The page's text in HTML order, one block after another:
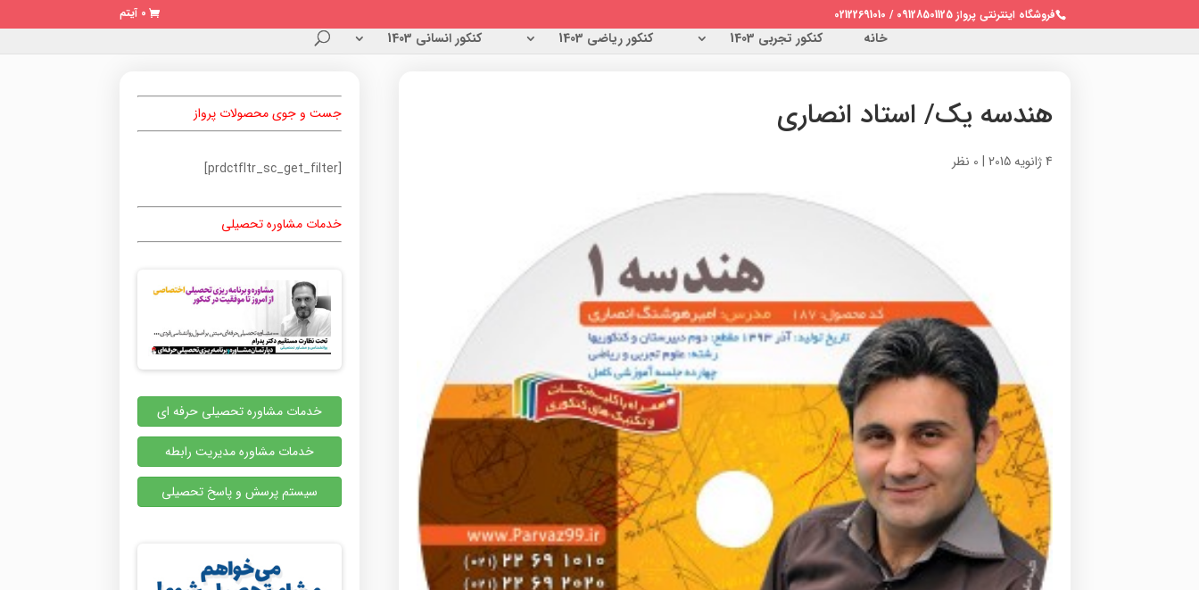
فروشگاه اینترنتی پرواز 09128501125 / 02122691010 0 آیتم
خانه کنکور تجربی 1403 کنکور ریاضی 1403 کنکور انسانی 1403
هندسه یک/ استاد انصاری
4 ژانویه 2015 | 0 نظر
جست و جوی محصولات پرواز
[prdctfltr_sc_get_filter]
خدمات مشاوره تحصیلی
خدمات مشاوره تحصیلی حرفه ای
خدمات مشاوره مدیریت رابطه
سیستم پرسش و پاسخ تحصیلی